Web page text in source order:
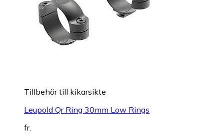
Tillbehör till kikarsikte
Leupold Qr Ring 30mm Low Rings
fr.